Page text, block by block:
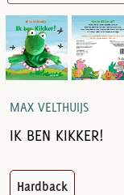
MAX VELTHUIJS
IK BEN KIKKER!
Hardback